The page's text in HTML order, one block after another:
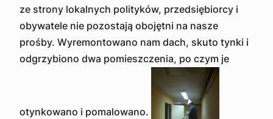
ze strony lokalnych polityków, przedsiębiorcy i
obywatele nie pozostają obojętni na nasze
prośby. Wyremontowano nam dach, skuto tynki i
odgrzybiono dwa pomieszczenia, po czym je
otynkowano i pomalowano.